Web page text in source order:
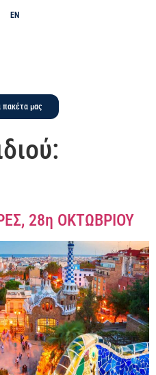
EN
πακέτα μας
28η ΟΚΤΩΒΡΙΟΥ